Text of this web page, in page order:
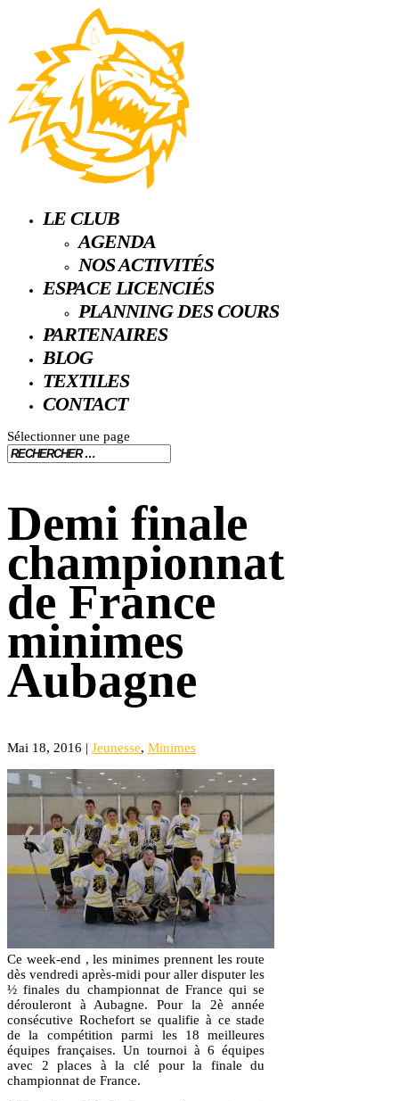
LE CLUB
AGENDA
NOS ACTIVITÉS
ESPACE LICENCIÉS
PLANNING DES COURS
PARTENAIRES
BLOG
TEXTILES
CONTACT
Sélectionner une page
Demi finale
championnat
de France
minimes
Aubagne
Mai 18, 2016 | Jeunesse, Minimes
Ce week-end , les minimes prennent les route
dès vendredi après-midi pour aller disputer les
½ finales du championnat de France qui se
dérouleront à Aubagne. Pour la 2è année
consécutive Rochefort se qualifie à ce stade
de la compétition parmi les 18 meilleures
équipes françaises. Un tournoi à 6 équipes
avec 2 places à la clé pour la finale du
championnat de France.